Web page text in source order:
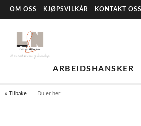
OM OSS KJØPSVILKÅR KONTAKT OSS
ARBEIDSHANSKER
« Tilbake Du er her: